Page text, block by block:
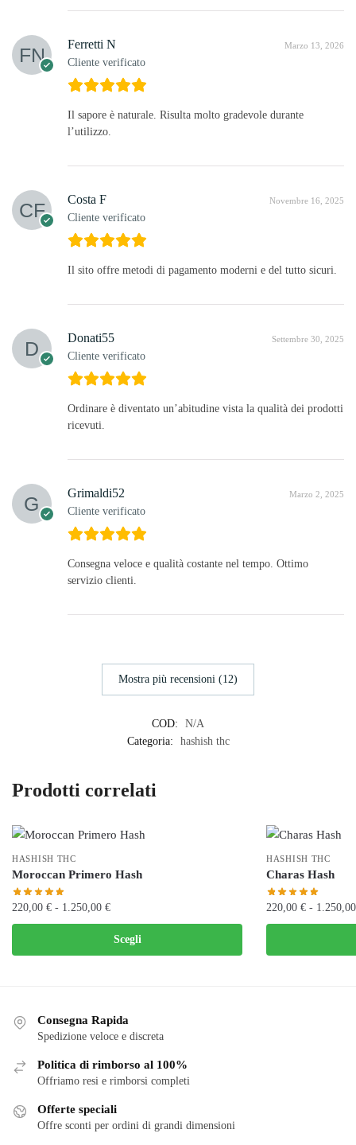
Ferretti N
Cliente verificato
Marzo 13, 2026
Il sapore è naturale. Risulta molto gradevole durante
l’utilizzo.
Costa F
Cliente verificato
Novembre 16, 2025
Il sito offre metodi di pagamento moderni e del tutto sicuri.
Donati55
Cliente verificato
Settembre 30, 2025
Ordinare è diventato un’abitudine vista la qualità dei prodotti
ricevuti.
Grimaldi52
Cliente verificato
Marzo 2, 2025
Consegna veloce e qualità costante nel tempo. Ottimo
servizio clienti.
Mostra più recensioni (12)
COD:
N/A
Categoria:
hashish thc
Prodotti correlati
HASHISH THC
Moroccan Primero Hash
220,00 € - 1.250,00 €Fascia
di
prezzo:
da
Scegli
prodotto
Le
possono
essere
scelte
HASHISH THC
Charas Hash
220,00 € -
prodotto
Consegna Rapida
Spedizione veloce e discreta
Politica di rimborso al 100%
Offriamo resi e rimborsi completi
Offerte speciali
Offre sconti per ordini di grandi dimensioni